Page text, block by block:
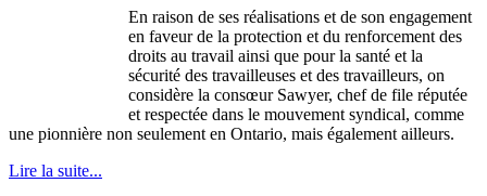
En raison de ses réalisations et de son engagement
en faveurde la protection et du renforcement des
droits au travail ainsi que pour la santé et la
sécurité des travailleuses et des travailleurs, on
considère la consœurSawyer, chef de file réputée
et respectée dans le mouvement syndical, comme
une pionnière non seulement en Ontario, mais également ailleurs.
Lire la suite...